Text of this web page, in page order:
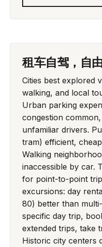
租车自驾，自
Cities best explored
walking, and local
Urban parking
congestion
unfamiliar drivers.
tram) efficient,
Walking
inaccessible by car.
for point-to-point
excursions: day
80) better than
specific day trip,
extended trips, take
Historic city centers